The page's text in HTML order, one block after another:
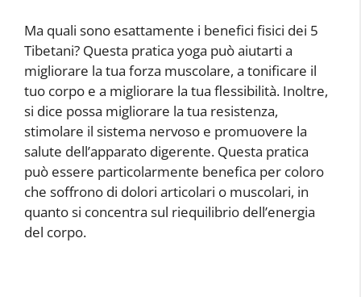
Ma quali sono esattamente i benefici fisici dei 5
Tibetani? Questa pratica yoga può aiutarti a
migliorare la tua forza muscolare, a tonificare il
tuo corpo e a migliorare la tua flessibilità. Inoltre,
si dice possa migliorare la tua resistenza,
stimolare il sistema nervoso e promuovere la
salute dell’apparato digerente. Questa pratica
può essere particolarmente benefica per coloro
che soffrono di dolori articolari o muscolari, in
quanto si concentra sul riequilibrio dell’energia
del corpo.